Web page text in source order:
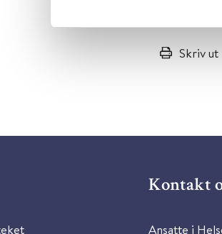
Skriv ut
Kontakt
Ansatte i